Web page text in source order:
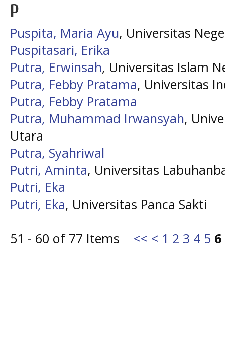
P
Puspita, Maria Ayu, Universitas
Puspitasari, Erika
Putra, Erwinsah, Universitas Islam
Putra, Febby Pratama, Universitas
Putra, Febby Pratama
Putra, Muhammad Irwansyah,
Utara
Putra, Syahriwal
Putri, Aminta, Universitas
Putri, Eka
Putri, Eka, Universitas Panca Sakti
51 - 60 of 77 Items << < 1 2 3 4 5 6